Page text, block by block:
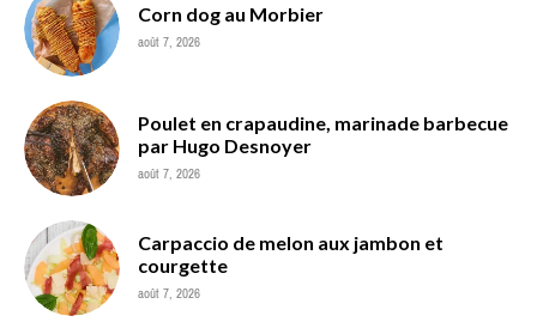
Corn dog au Morbier
août 7, 2026
Poulet en crapaudine, marinade barbecue
par Hugo Desnoyer
août 7, 2026
Carpaccio de melon aux jambon et
courgette
août 7, 2026